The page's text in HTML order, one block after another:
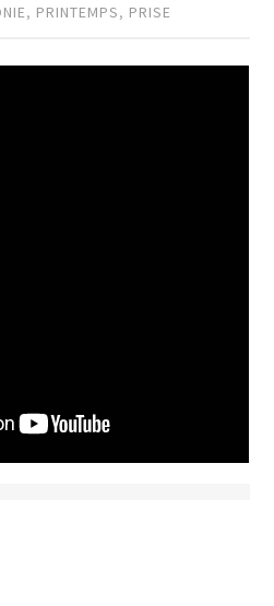
, PRINTEMPS, PRISE